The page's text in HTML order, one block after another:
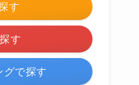
す
す
グで探す